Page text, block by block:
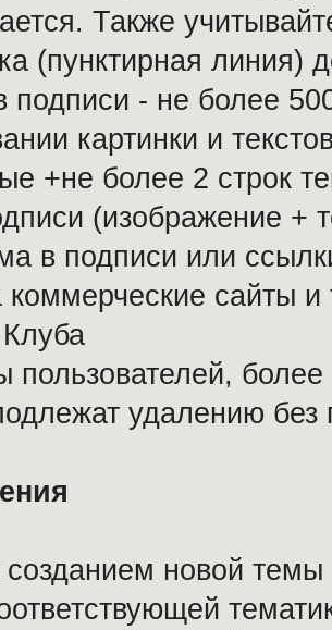
Также
(пунктирная линия)
подписи - не более
картинки и
+не более 2 строк
(изображение +
в подписи или
коммерческие сайты
пользователей,
удалению без
новой темы